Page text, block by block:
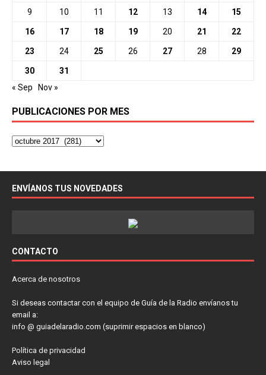
9 10 11 12 13 14 15
16 17 18 19 20 21 22
23 24 25 26 27 28 29
30
31
« Sep
Nov »
PUBLICACIONES POR MES
ENVÍANOS TUS NOVEDADES
CONTACTO
Acerca de nosotros
Si deseas contactar con el equipo de Guía de la Radio envíanos tu
email a:
info @ guiadelaradio.com (suprimir espacios en blanco)
Política de privacidad
Aviso legal